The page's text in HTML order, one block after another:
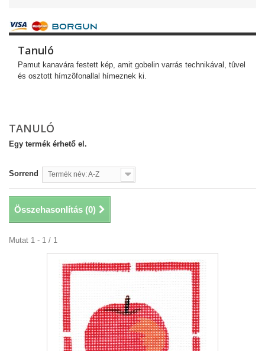
Tanuló
Pamut kanavára festett kép, amit gobelin varrás technikával, tûvel
és osztott hímzõfonallal hímeznek ki.
TANULÓ
Egy termék érhető el.
Sorrend Termék név: A-Z
Összehasonlítás (0)
Mutat 1 - 1 / 1